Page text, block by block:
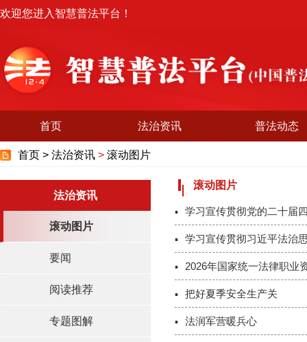
欢迎您进入智慧普法平台！
首页 法治资讯 普法动态
首页 > 法治资讯 > 滚动图片
法治资讯
滚动图片
要闻
阅读推荐
专题图解
滚动图片
学习宣传贯彻党的二十届
学习宣传贯彻习近平法治
2026年国家统一法律职业
把好夏季安全生产关
法润军营暖兵心